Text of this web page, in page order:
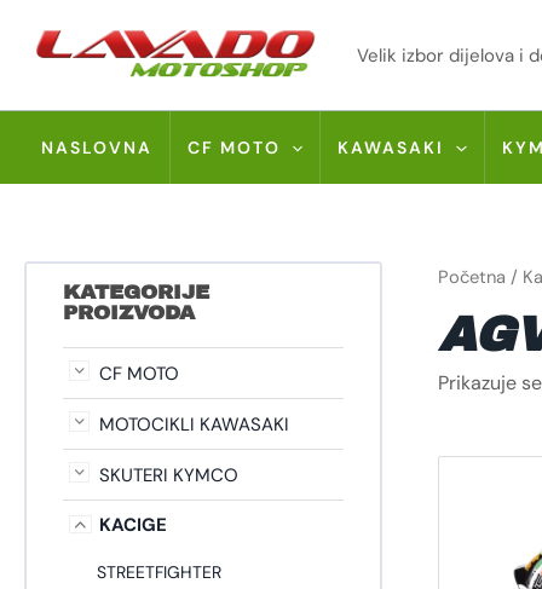
Velik izbor dijelova i
NASLOVNA CF MOTO KAWASAKI
KATEGORIJE
PROIZVODA
CF MOTO
MOTOCIKLI KAWASAKI
SKUTERI KYMCO
KACIGE
STREETFIGHTER
Početna /
Prikazuje